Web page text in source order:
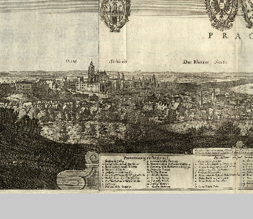
MERIAN'S GERMANY 1642 - 1654
Interaktive Karte
Image gallery
Imprint
Wissenswert